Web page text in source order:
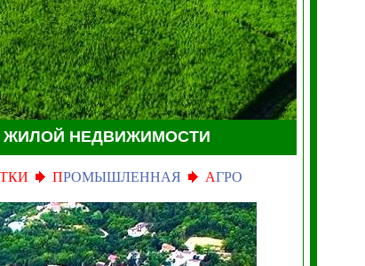
ЖИЛОЙ НЕДВИЖИМОСТИ
ПРОМЫШЛЕННАЯ АГРО